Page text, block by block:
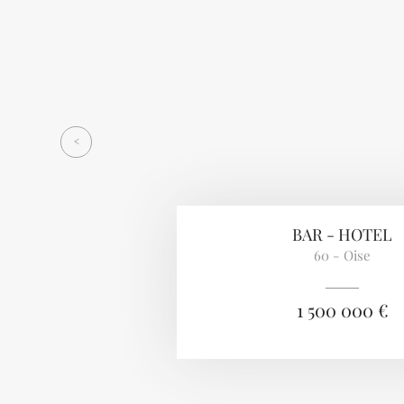
BAR - HOTEL
60 - Oise
1 500 000 €
<